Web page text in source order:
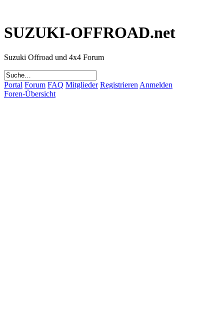
SUZUKI-OFFROAD.net
Suzuki Offroad und 4x4 Forum
Portal Forum FAQ Mitglieder Registrieren Anmelden
Foren-Übersicht